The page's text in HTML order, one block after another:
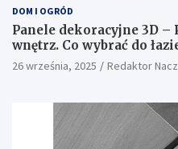
DOM I OGRÓD
Panele dekoracyjne 3D –
wnętrz. Co wybrać do
26 września, 2025 Redaktor